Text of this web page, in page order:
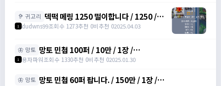
https://open.kakao.com/o/gHP3Pfph
🦻 귀고리 덱떡 메링 1250 떨이합니다 / 1250 /
https://open.kakao.com/o/gHP3Pfph
1 dudwns99조회수 1273추천 0비추천 02025.04.03
🦋 망토 망토 민첩 100퍼 / 10만 / 1장 /
https://open.kakao.com/o/gHVyhk2f
1 용자파워조회수 1330추천 0비추천 02025.01.30
🦋 망토 망토 민첩 60퍼 팝니다. / 150만 / 1장 /